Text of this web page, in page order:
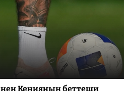
Кениянын беттеши